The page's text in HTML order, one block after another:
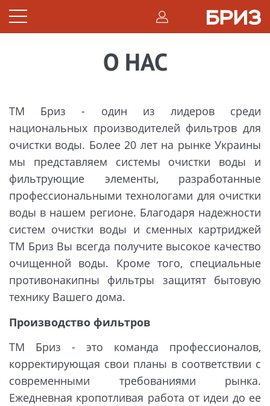
О НАС
ТМ Бриз - один из лидеров среди
национальных производителей фильтров для
очистки воды. Более 20 лет на рынке Украины
мы представляем системы очистки воды и
фильтрующие элементы, разработанные
профессиональными технологами для очистки
воды в нашем регионе. Благодаря надежности
систем очистки воды и сменных картриджей
ТМ Бриз Вы всегда получите высокое качество
очищенной воды. Кроме того, специальные
противонакипны фильтры защитят бытовую
технику Вашего дома.
Производство фильтров
ТМ Бриз - это команда профессионалов,
корректирующая свои планы в соответствии с
современными требованиями рынка.
Ежедневная кропотливая работа от идеи до ее